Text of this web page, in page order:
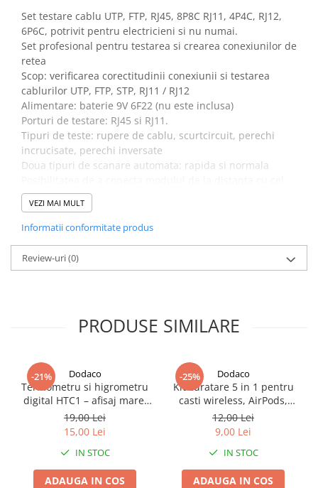
Set testare cablu UTP, FTP, RJ45, 8P8C RJ11, 4P4C, RJ12,
6P6C, potrivit pentru electricieni si nu numai.
Set profesional pentru testarea si crearea conexiunilor de
retea
Scop: verificarea corectitudinii conexiunii si testarea
cablurilor UTP, FTP, STP, RJ11 / RJ12
Alimentare: baterie 9V 6F22 (nu este inclusa)
Porturi de testare: RJ45 si RJ11.
Tipuri de teste: rupere de cablu, scurtcircuit, perechi
incrucisate, perechi inversate
Doua tipuri de scanare automata: rapida si normala
principal utilizand o sina speciala
Un set de instrumente cele mai necesare
VEZI MAI MULT
Informatii conformitate produs
Review-uri(0)
PRODUSE SIMILARE
-21% Dodaco
Termometru si higrometru
digital HTC1 – afisaj mare,
masurare precisa si functii
multiple
19,00 Lei
15,00 Lei
IN STOC
ADAUGA IN COS
-25% Dodaco
Kit curatare 5 in 1 pentru
casti wireless, AirPods,
smartphone, tastatura si
aparate foto, instrument
multifunctional pentru
intretinerea dispozitivelor
electronice
12,00 Lei
9,00 Lei
IN STOC
ADAUGA IN COS